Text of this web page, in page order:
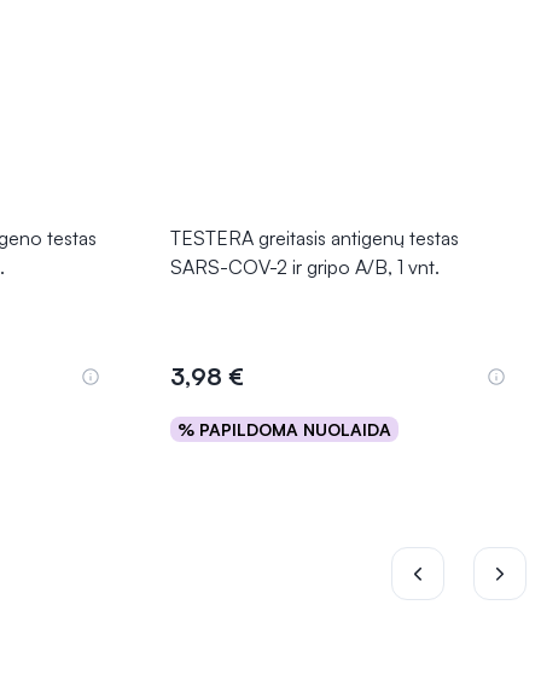
testas
TESTERA greitasis antigenų testas
SARS-COV-2 ir gripo A/B, 1 vnt.
3,98 €
% PAPILDOMA NUOLAIDA
Į krepšelį